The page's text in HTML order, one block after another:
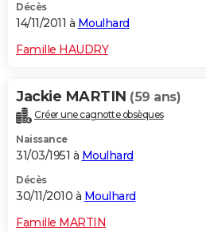
Décès
14/11/2011 à Moulhard
Famille HAUDRY
Jackie MARTIN (59 ans)
Créer une cagnotte obsèques
Naissance
31/03/1951 à Moulhard
Décès
30/11/2010 à Moulhard
Famille MARTIN